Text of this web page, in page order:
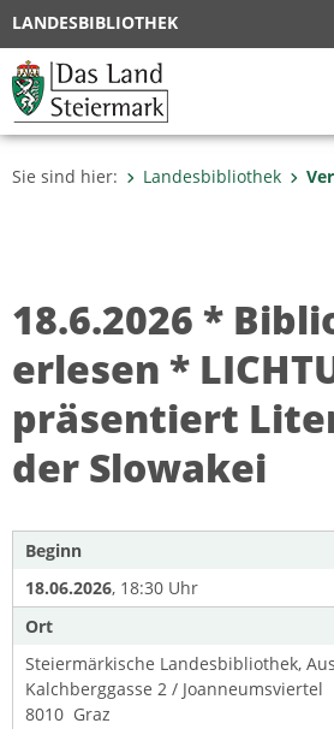
LANDESBIBLIOTHEK
Sie sind hier: Landesbibliothek
18.6.2026 *
erlesen *
präsentiert
der Slowakei
Beginn
18.06.2026, 18:30 Uhr
Ort
Steiermärkische Landesbibliothek,
Kalchberggasse 2 / Joanneumsviertel
8010 Graz